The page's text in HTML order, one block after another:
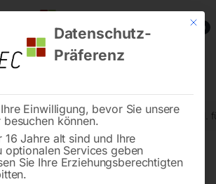
0
Bohr- und Fräszubehör Handrad kompl.
Mit
Datenschutz-
Präferenz
Einwilligung, bevor Sie unsere
können.
16 Jahre alt sind und Ihre
optionalen Services geben
Sie Ihre Erziehungsberechtigten